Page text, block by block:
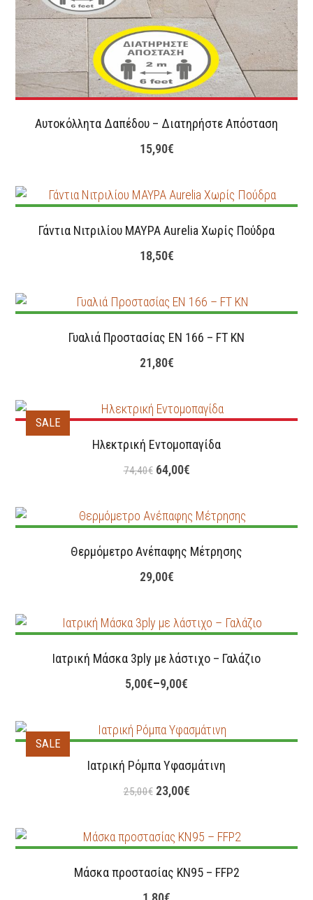
Αυτοκόλλητα Δαπέδου – Διατηρήστε Απόσταση
15,90€
Γάντια Νιτριλίου ΜΑΥΡΑ Aurelia Χωρίς Πούδρα
18,50€
Γυαλιά Προστασίας EN 166 – FT KN
21,80€
SALE
Ηλεκτρική Εντομοπαγίδα
74,40€ 64,00€
Θερμόμετρο Ανέπαφης Μέτρησης
29,00€
Ιατρική Μάσκα 3ply με λάστιχο – Γαλάζιο
5,00€–9,00€
SALE
Ιατρική Ρόμπα Υφασμάτινη
25,00€ 23,00€
Μάσκα προστασίας KN95 – FFP2